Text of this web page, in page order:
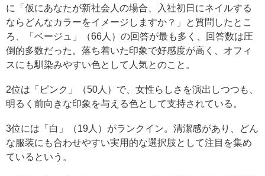
に「仮にあなたが新社会人の場合、入社初日にネイルする
ならどんなカラーをイメージしますか？」と質問したとこ
ろ、「ベージュ」（66人）の回答が最も多く、回答数は圧
倒的多数だった。落ち着いた印象で好感度が高く、オフィ
スにも馴染みやすい色として人気とのこと。
2位は「ピンク」（50人）で、女性らしさを演出しつつも、
明るく前向きな印象を与える色として支持されている。
3位には「白」（19人）がランクイン。清潔感があり、どん
な服装にも合わせやすい実用的な選択肢として注目を集め
ているという。